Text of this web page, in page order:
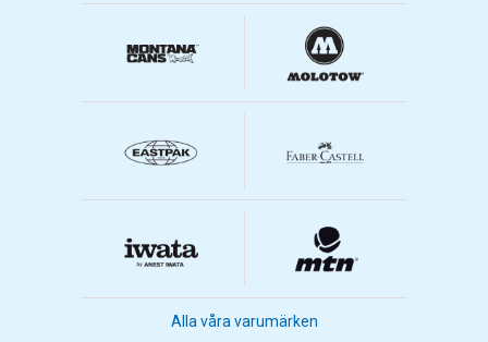
Alla våra varumärken